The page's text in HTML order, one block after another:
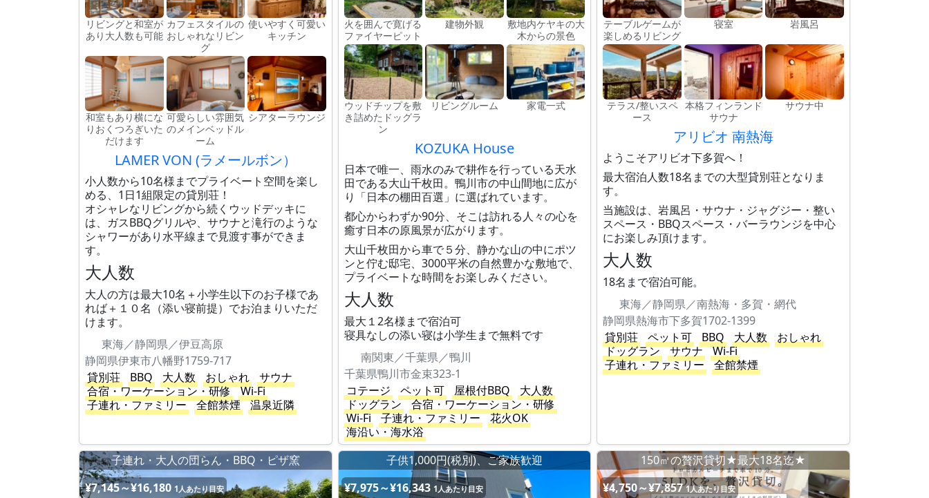
リビングと和室が
あり大人数も可能
カフェスタイルの
おしゃれなリビン
グ
使いやすく可愛い
キッチン
和室もあり横にな
りおくつろぎいた
だけます
可愛らしい雰囲気
のメインベッドル
ーム
シアターラウンジ
LAMER VON (ラメールボン）
小人数から10名様までプライベート空間を楽し
める、1日1組限定の貸別荘！
オシャレなリビングから続くウッドデッキに
は、ガスBBQグリルや、サウナと滝行のような
シャワーがあり水平線まで見渡す事ができま
す。
大人数
大人の方は最大10名＋小学生以下のお子様であ
れば＋１０名（添い寝前提）でお泊まりいただ
けます。
東海／静岡県／伊豆高原
静岡県伊東市八幡野1759-717
貸別荘
BBQ 大人数 おしゃれ
サウナ
合宿・ワーケーション・研修
Wi-Fi
子連れ・ファミリー
全館禁煙 温泉近隣
火を囲んで寛げる
ファイヤーピット
建物外観
敷地内ケヤキの大
木からの景色
ウッドチップを敷
き詰めたドッグラ
ン
リビングルーム 家電一式
KOZUKA House
日本で唯一、雨水のみで耕作を行っている天水
田である大山千枚田。鴨川市の中山間地に広が
り「日本の棚田百選」に選ばれています。
都心からわずか90分、そこは訪れる人々の心を
癒す日本の原風景が広がります。
大山千枚田から車で５分、静かな山の中にポツ
ンと佇む邸宅、3000平米の自然豊かな敷地で、
プライベートな時間をお楽しみください。
大人数
最大１2名様まで宿泊可
寝具なしの添い寝は小学生まで無料です
南関東／千葉県／鴨川
千葉県鴨川市金束323-1
コテージ
ペット可 屋根付BBQ
大人数
ドッグラン
合宿・ワーケーション・研修
Wi-Fi
子連れ・ファミリー
花火OK
海沿い・海水浴
テーブルゲームが
楽しめるリビング
寝室 岩風呂
テラス/整いスペ
ース
本格フィンランド
サウナ
サウナ中
アリビオ 南熱海
ようこそアリビオ下多賀へ！
最大宿泊人数18名までの大型貸別荘となりま
す。
当施設は、岩風呂・サウナ・ジャグジー・整い
スペース・BBQスペース・バーラウンジを中心
にお楽しみ頂けます。
大人数
18名まで宿泊可能。
東海／静岡県／南熱海・多賀・網代
静岡県熱海市下多賀1702-1399
貸別荘
ペット可 BBQ 大人数
おしゃれ
ドッグラン
サウナ
Wi-Fi
子連れ・ファミリー
全館禁煙
子連れ・大人の団らん・BBQ・ピザ窯
¥7,145～¥16,180 1人あたり目安
子供1,000円(税別)、ご家族歓迎
¥7,975～¥16,343 1人あたり目安
150㎡の贅沢貸切★最大18名迄★
¥4,750～¥7,857 1人あたり目安